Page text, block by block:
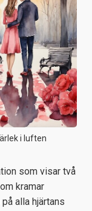
i luften